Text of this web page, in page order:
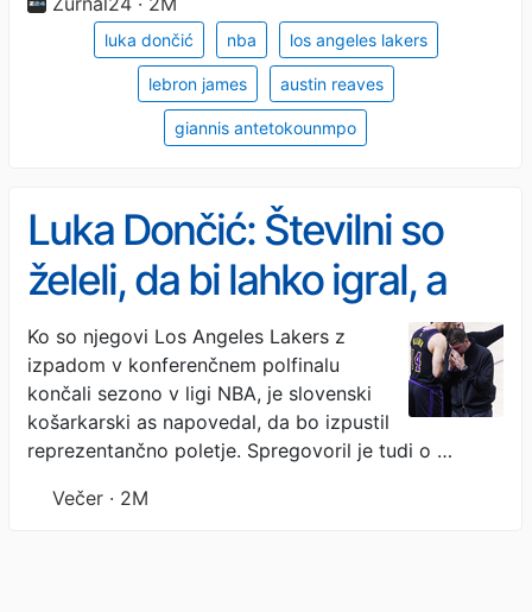
luka dončić nba los angeles lakers
lebron james austin reaves
giannis antetokounmpo
Luka Dončić: Številni so
želeli, da bi lahko igral, a
nisem bil niti blizu vrnitve
Ko so njegovi Los Angeles Lakers z
izpadom v konferenčnem polfinalu
končali sezono v ligi NBA, je slovenski
košarkarski as napovedal, da bo izpustil
reprezentančno poletje. Spregovoril je tudi o …
Večer · 2M